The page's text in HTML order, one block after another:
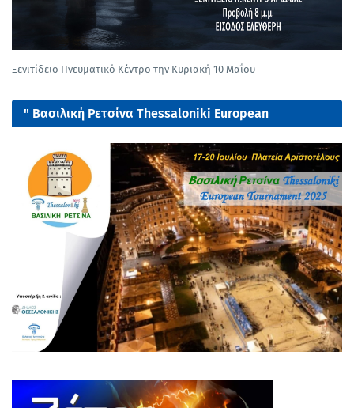
Ξενιτίδειο Πνευματικό Κέντρο την Κυριακή 10 Μαΐου
" Βασιλική Ρετσίνα Thessaloniki European
tournament 2025"